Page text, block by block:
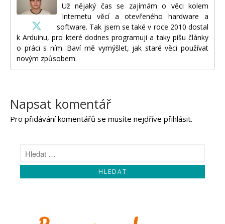
Už nějaký čas se zajímám o věci kolem
Internetu věcí a otevřeného hardware a
software. Tak jsem se také v roce 2010 dostal
k Arduinu, pro které dodnes programuji a taky píšu články
o práci s ním. Baví mě vymýšlet, jak staré věci používat
novým způsobem.
Napsat komentář
Pro přidávání komentářů se musíte nejdříve přihlásit.